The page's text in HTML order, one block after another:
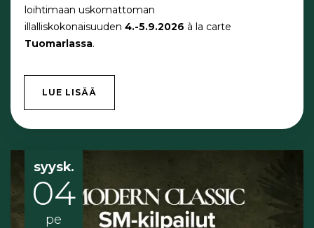
loihtimaan uskomattoman
illalliskokonaisuuden 4.-5.9.2026 à la carte
Tuomarlassa.
LUE LISÄÄ
syysk.
04
pe